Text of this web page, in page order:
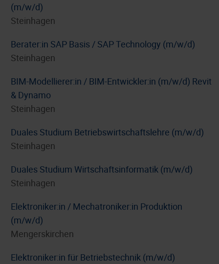
(m/w/d)
Steinhagen
Berater:in SAP Basis / SAP Technology (m/w/d)
Steinhagen
BIM-Modellierer:in / BIM-Entwickler:in (m/w/d) Revit
& Dynamo
Steinhagen
Duales Studium Betriebswirtschaftslehre (m/w/d)
Steinhagen
Duales Studium Wirtschaftsinformatik (m/w/d)
Steinhagen
Elektroniker:in / Mechatroniker:in Produktion
(m/w/d)
Mengerskirchen
Elektroniker:in für Betriebstechnik (m/w/d)